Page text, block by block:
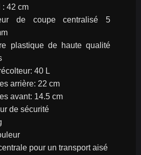
: 42 cm
de coupe centralisé 5
plastique de haute qualité
40 L
arrière: 22 cm
avant: 14.5 cm
de sécurité
pour un transport aisé